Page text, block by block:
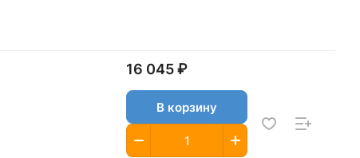
16 045 ₽
В корзину